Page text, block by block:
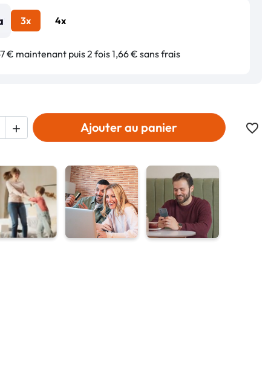
3x 4x
€ maintenant puis 2 fois 1,66 € sans frais
 Ajouter au panier favorite_border